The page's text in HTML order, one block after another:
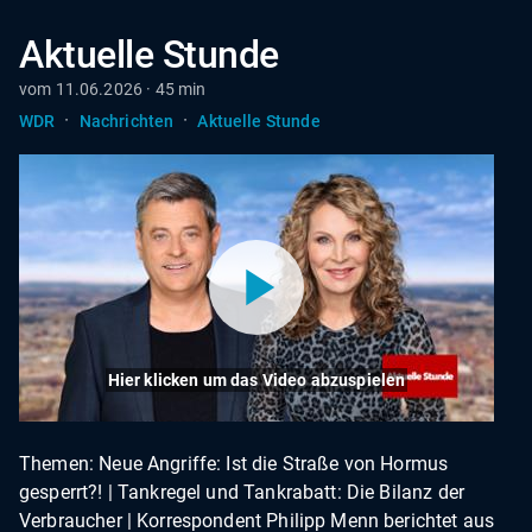
Aktuelle Stunde
vom 11.06.2026 · 45 min
WDR
· Nachrichten · Aktuelle Stunde
Hier klicken um das Video abzuspielen
Themen: Neue Angriffe: Ist die Straße von Hormus
gesperrt?! | Tankregel und Tankrabatt: Die Bilanz der
Verbraucher | Korrespondent Philipp Menn berichtet aus